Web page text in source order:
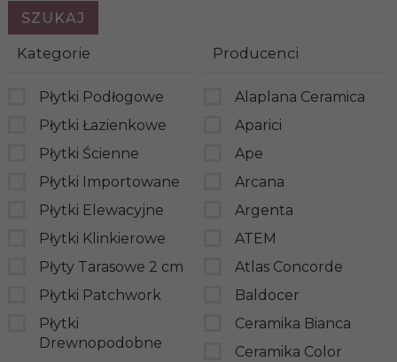
Kategorie
Płytki Podłogowe
Płytki Łazienkowe
Płytki Ścienne
Płytki Importowane
Płytki Elewacyjne
Płytki Klinkierowe
Płyty Tarasowe 2 cm
Płytki Patchwork
Płytki
Drewnopodobne
Producenci
Alaplana Ceramica
Aparici
Ape
Arcana
Argenta
ATEM
Atlas Concorde
Baldocer
Ceramika Bianca
Ceramika Color